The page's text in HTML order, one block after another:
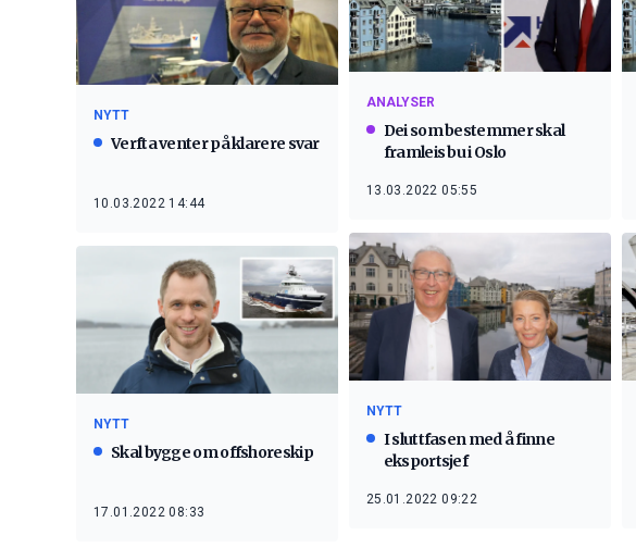
ANALYSER
Dei som bestemmer skal
framleis bu i Oslo
13.03.2022 05:55
NYTT
Verfta venter på klarere svar
10.03.2022 14:44
NYTT
I sluttfasen med å finne
eksportsjef
25.01.2022 09:22
NYTT
Skal bygge om offshoreskip
17.01.2022 08:33